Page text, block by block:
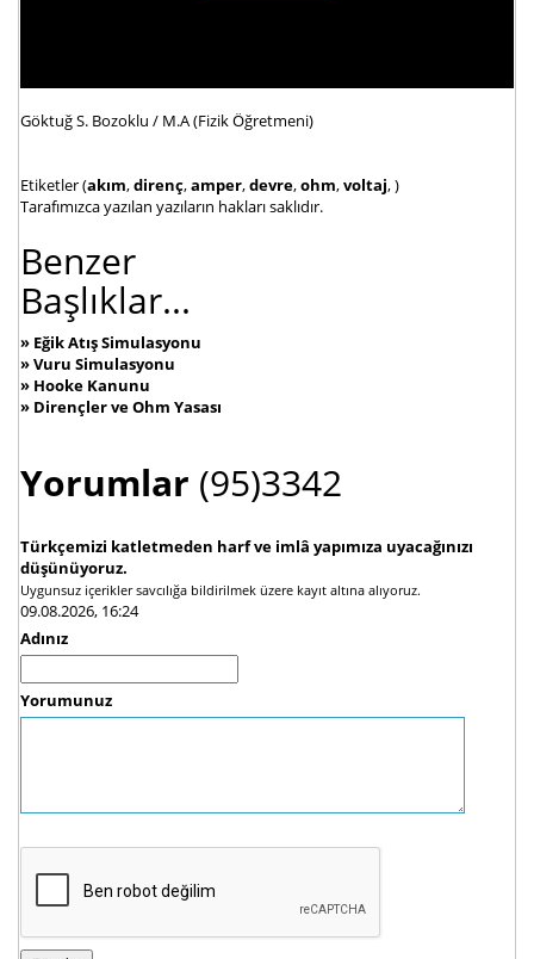
Göktuğ S. Bozoklu / M.A (Fizik Öğretmeni)
Etiketler (akım,direnç,amper,devre,ohm,voltaj, )
Tarafımızca yazılan yazıların hakları saklıdır.
Benzer
Başlıklar...
» Eğik Atış Simulasyonu
»Vuru Simulasyonu
» Hooke Kanunu
» Dirençler ve Ohm Yasası
Yorumlar (95)3342
Türkçemizi katletmeden harf ve imlâ yapımıza uyacağınızı
düşünüyoruz.
Uygunsuz içerikler savcılığa bildirilmek üzere kayıt altına alıyoruz.
09.08.2026, 16:24
Adınız
Yorumunuz